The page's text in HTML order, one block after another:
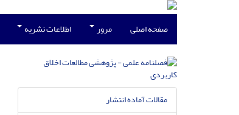
صفحه اصلی مرور اطلاعات نشریه
مقالات آماده انتشار